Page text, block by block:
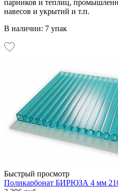
парников и теплиц,
навесов и укрытий и т.п.
В наличии: 7 упак
Быстрый просмотр
Поликарбонат БИРЮЗА 4 мм